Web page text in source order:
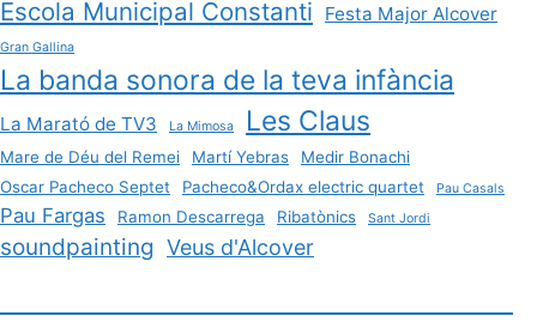
Escola Municipal Constanti Festa Major Alcover
Gran Gallina
La banda sonora de la teva infància
La Marató de TV3 La Mimosa Les Claus
Mare de Déu del Remei Martí Yebras
Medir Bonachi
Oscar Pacheco Septet
Pacheco&Ordax electric quartet Pau Casals
Pau Fargas Ramon Descarrega Ribatònics Sant Jordi
soundpainting Veus d'Alcover